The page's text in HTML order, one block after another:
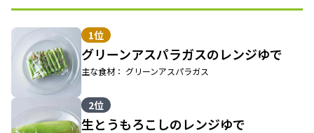
1位
グリーンアスパラガスのレンジゆで
主な食材： グリーンアスパラガス
2位
生とうもろこしのレンジゆで